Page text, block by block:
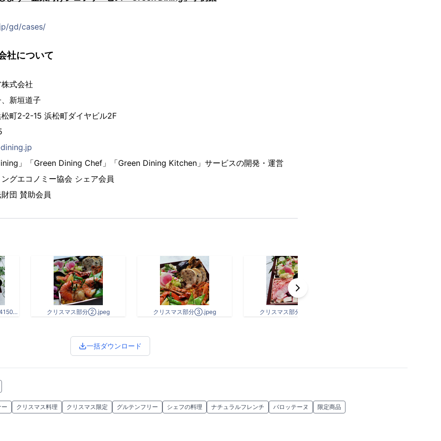
gd/cases/
社について
式会社
新垣道子
町2-2-15 浜松町ダイヤビル2F
」「Green Dining Chef」「Green Dining Kitchen」サービスの開発・運営
グエコノミー協会 シェア会員
団 賛助会員
244808730_604069510784150_982936212495189585_n.jpg クリスマス部分②.jpeg クリスマス部分③.jpeg クリスマス部分④.jpeg
一括ダウンロード
クリスマス料理 クリスマス限定 グルテンフリー シェフの料理 ナチュラルフレンチ バロッテーヌ 限定商品